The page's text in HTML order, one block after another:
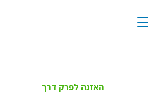
האזנה לפרק דרך